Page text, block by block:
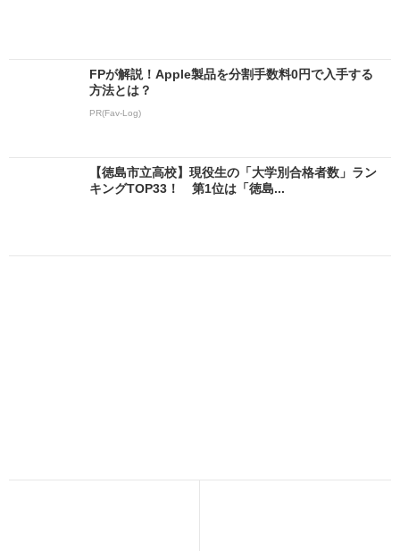
FPが解説！Apple製品を分割手数料0円で入手する
方法とは？
PR(Fav-Log)
【徳島市立高校】現役生の「大学別合格者数」ラン
キングTOP33！ 第1位は「徳島...